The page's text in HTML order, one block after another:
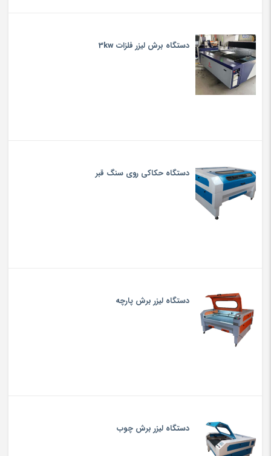
دستگاه برش لیزر فلزات 3kw
دستگاه حکاکی روی سنگ قبر
دستگاه لیزر برش پارچه
دستگاه لیزر برش چوب